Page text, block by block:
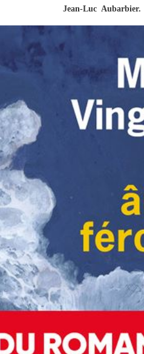
Jean-Luc Aubarbier.